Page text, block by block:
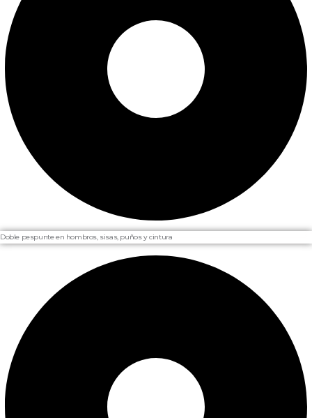
Doble pespunte en hombros, sisas, puños y cintura